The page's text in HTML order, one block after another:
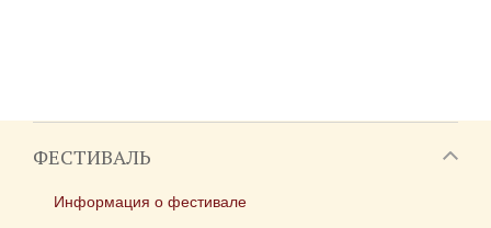
ФЕСТИВАЛЬ
Информация о фестивале